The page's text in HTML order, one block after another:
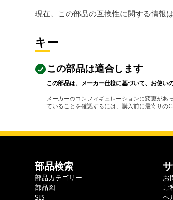
現在、この部品の互換性に関する情報は
キー
この部品は適合します
この部品は、メーカー仕様に基づいて、お使い
メーカーのコンフィギュレーションに変更があ
ていることを確認するには、購入前に最寄りの
部品検索
部品カテゴリー
部品図
SIS
お
ご
ヘ